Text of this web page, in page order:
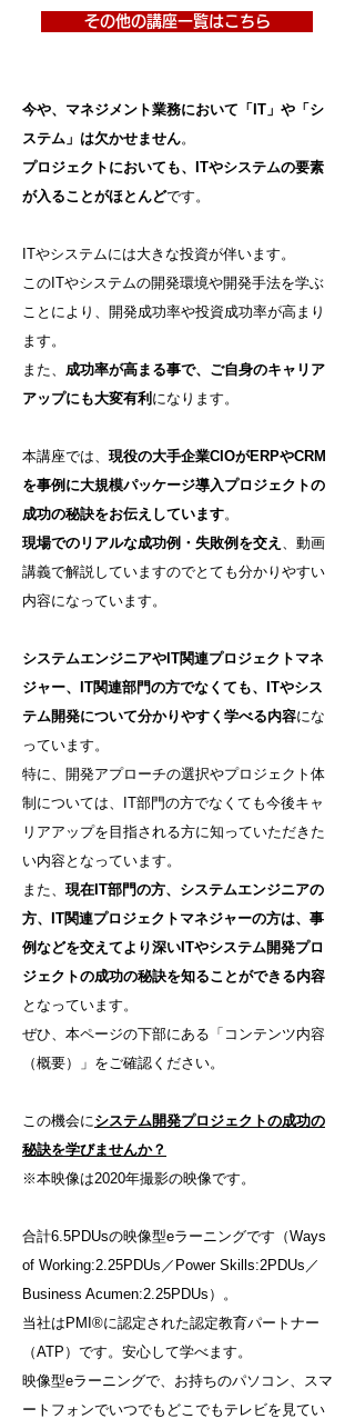
その他の講座一覧はこちら
今や、マネジメント業務において「IT」や「シ
ステム」は欠かせません。
プロジェクトにおいても、ITやシステムの要素
が入ることがほとんどです。
ITやシステムには大きな投資が伴います。
このITやシステムの開発環境や開発手法を学ぶ
ことにより、開発成功率や投資成功率が高まり
ます。
また、 成功率が高まる事で、ご自身のキャリア
アップにも大変有利 になります。
本講座では、 現役の大手企業CIOがERPやCRM
を事例に大規模パッケージ導入プロジェクトの
成功の秘訣をお伝えしています。
現場でのリアルな成功例・失敗例を交え 、動画
講義で解説していますのでとても分かりやすい
内容になっています。
システムエンジニアやIT関連プロジェクトマネ
ジャー、IT関連部門の方でなくても、ITやシス
テム開発について分かりやすく学べる内容にな
っています。
特に、開発アプローチの選択やプロジェクト体
制については、IT部門の方でなくても今後キャ
リアアップを目指される方に知っていただきた
い内容となっています。
また、 現在IT部門の方、システムエンジニアの
方、IT関連プロジェクトマネジャーの方は、事
例などを交えてより深いITやシステム開発プロ
ジェクトの成功の秘訣を知ることができる内容
となっています。
ぜひ、本ページの下部にある「コンテンツ内容
（概要）」をご確認ください。
この機会にシステム開発プロジェクトの成功の
秘訣を学びませんか？
※本映像は2020年撮影の映像です。
合計6.5PDUsの映像型eラーニングです（Ways
of Working:2.25PDUs／Power Skills:2PDUs／
Business Acumen:2.25PDUs）。
当社はPMI®に認定された認定教育パートナー
（ATP）です。安心して学べます。
映像型eラーニングで、お持ちのパソコン、スマ
ートフォンでいつでもどこでもテレビを見てい